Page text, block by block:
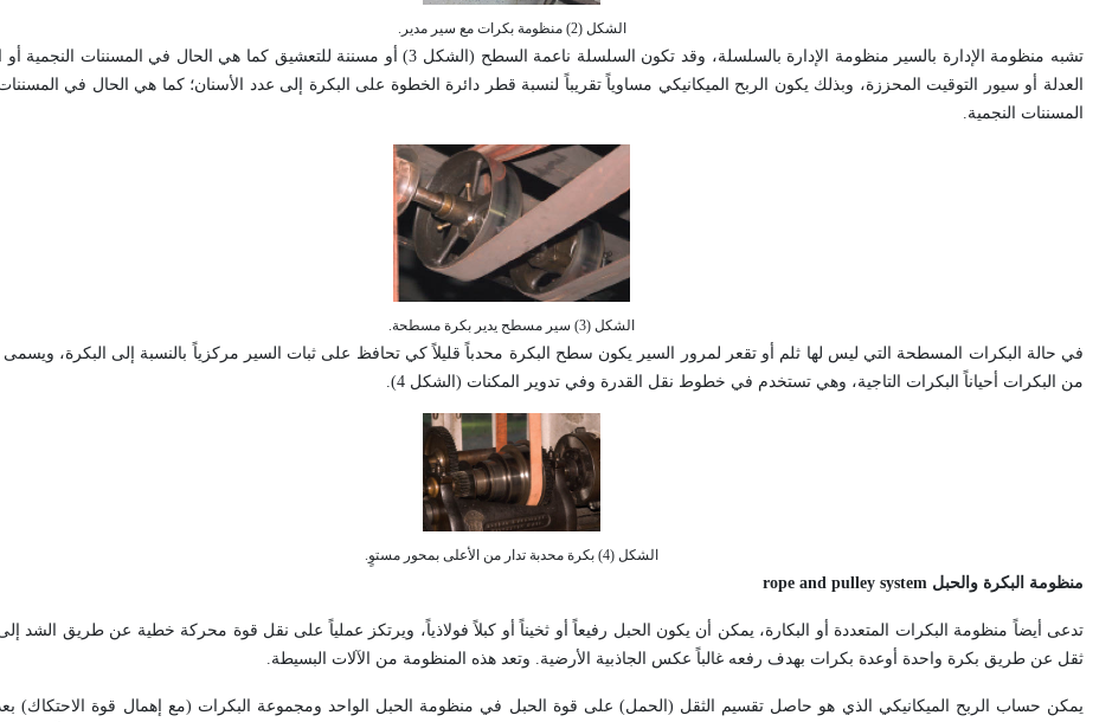
الشكل (2) منظومة بكرات مع سير مدير.
تشبه منظومة الإدارة بالسير منظومة الإدارة بالسلسلة، وقد تكون السلسلة ناعمة السطح (الشكل 3) أو مسننة للتعشيق كما هي الحال في
العدلة أو سيور التوقيت المحززة، وبذلك يكون الربح الميكانيكي مساوياً تقريباً لنسبة قطر دائرة الخطوة على البكرة إلى عدد الأسنان؛ كما هي الحال في
المسننات النجمية.
الشكل (3) سير مسطح يدير بكرة مسطحة.
في حالة البكرات المسطحة التي ليس لها ثلم أو تقعر لمرور السير يكون سطح البكرة محدباً قليلاً كي تحافظ على ثبات السير مركزياً بالنسبة إلى البكرة، ويسمى
من البكرات أحياناً البكرات التاجية، وهي تستخدم في خطوط نقل القدرة وفي تدوير المكنات (الشكل 4).
الشكل (4) بكرة محدبة تدار من الأعلى بمحور مستوٍ.
منظومة البكرة والحبل rope and pulley system
تدعى أيضاً منظومة البكرات المتعددة أو البكارة، يمكن أن يكون الحبل رفيعاً أو ثخيناً أو كبلاً فولاذياً، ويرتكز عملياً على نقل قوة محركة خطية عن طريق الشد
ثقل عن طريق بكرة واحدة أوعدة بكرات بهدف رفعه غالباً عكس الجاذبية الأرضية. وتعد هذه المنظومة من الآلات البسيطة.
يمكن حساب الربح الميكانيكي الذي هو حاصل تقسيم الثقل (الحمل) على قوة الحبل في منظومة الحبل الواحد ومجموعة البكرات (مع إهمال قوة الاحتكاك)